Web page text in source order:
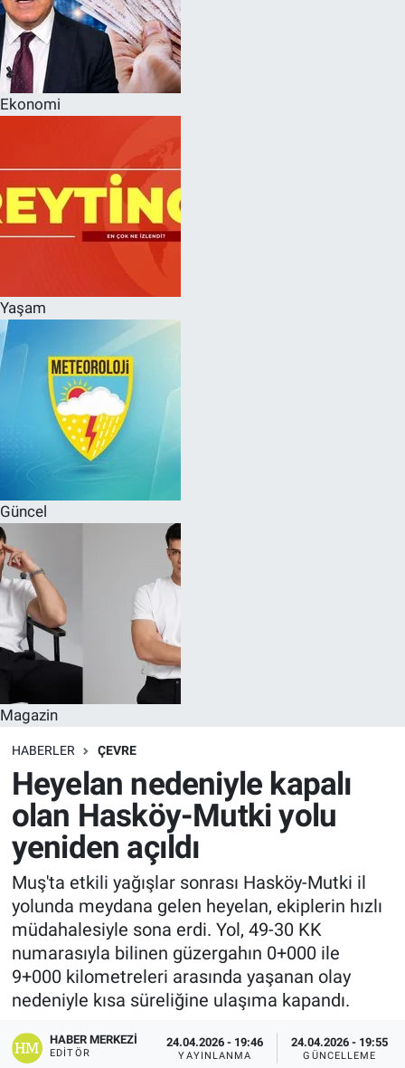
Ekonomi
Yaşam
Güncel
Magazin
HABERLER ÇEVRE
Heyelan nedeniyle kapalı
olan Hasköy-Mutki yolu
yeniden açıldı
Muş'ta etkili yağışlar sonrası Hasköy-Mutki il
yolunda meydana gelen heyelan, ekiplerin hızlı
müdahalesiyle sona erdi. Yol, 49-30 KK
numarasıyla bilinen güzergahın 0+000 ile
9+000 kilometreleri arasında yaşanan olay
nedeniyle kısa süreliğine ulaşıma kapandı.
HABER MERKEZI
EDITÖR
24.04.2026 - 19:46
YAYINLANMA
24.04.2026 - 19:55
GÜNCELLEME